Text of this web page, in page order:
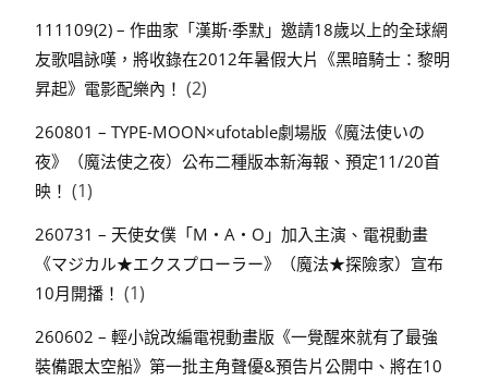
111109(2) – 作曲家「漢斯·季默」邀請18歲以上的全球網
友歌唱詠嘆，將收錄在2012年暑假大片《黑暗騎士：黎明
昇起》電影配樂內！ (2)
260801 – TYPE-MOON×ufotable劇場版《魔法使いの
夜》（魔法使之夜）公布二種版本新海報、預定11/20首
映！ (1)
260731 – 天使女僕「M・A・O」加入主演、電視動畫
《マジカル★エクスプローラー》（魔法★探險家）宣布
10月開播！ (1)
260602 – 輕小說改編電視動畫版《一覺醒來就有了最強
裝備跟太空船》第一批主角聲優&預告片公開中、將在10